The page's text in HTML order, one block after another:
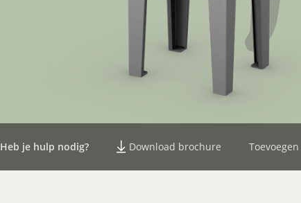
Heb je hulp nodig? Download brochure